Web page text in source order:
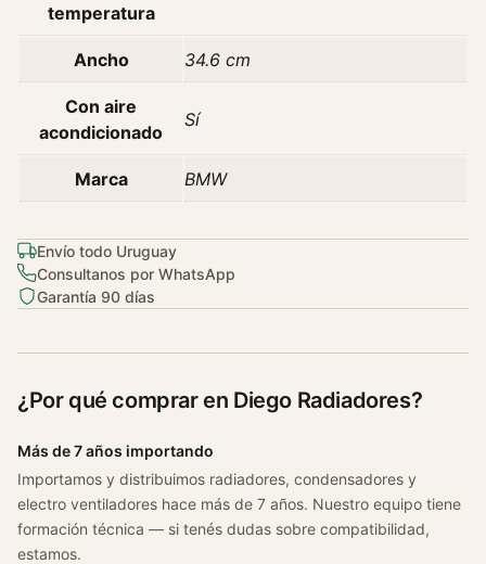
temperatura
Ancho 34.6 cm
Con aire
acondicionado
Sí
Marca BMW
Envío todo Uruguay
Consultanos por WhatsApp
Garantía 90 días
¿Por qué comprar en Diego Radiadores?
Más de 7 años importando
Importamos y distribuimos radiadores, condensadores y
electro ventiladores hace más de 7 años. Nuestro equipo tiene
formación técnica — si tenés dudas sobre compatibilidad,
estamos.